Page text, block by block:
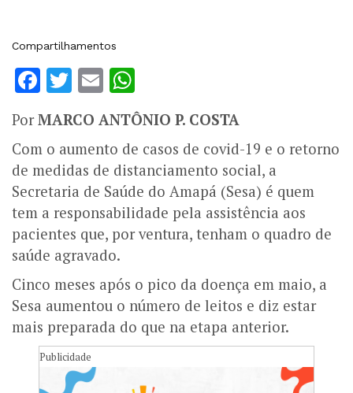
Compartilhamentos
Facebook
Twitter
Email
PorMARCO ANTÔNIO P. COSTA
Com o aumento de casos de covid-19 e o retorno
de medidas de distanciamento social, a
Secretaria de Saúde do Amapá (Sesa) é quem
tem a responsabilidade pela assistência aos
pacientes que, por ventura, tenham o quadro de
saúde agravado.
Cinco meses após o pico da doença em maio, a
Sesa aumentou o número de leitos e diz estar
mais preparada do que na etapa anterior.
Publicidade